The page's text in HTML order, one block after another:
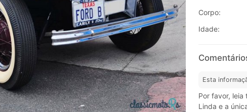
Corpo:
Idade:
Esta
Por favor, leia
Linda e a